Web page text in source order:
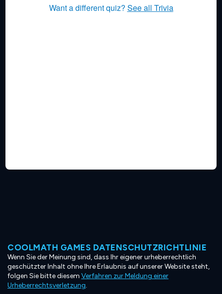
Want a different quiz? See all Trivia
COOLMATH GAMES DATENSCHUTZRICHTLINIE
Wenn Sie der Meinung sind, dass Ihr eigener urheberrechtlich
geschützter Inhalt ohne Ihre Erlaubnis auf unserer Website steht,
folgen Sie bitte diesem Verfahren zur Meldung einer
Urheberrechtsverletzung.